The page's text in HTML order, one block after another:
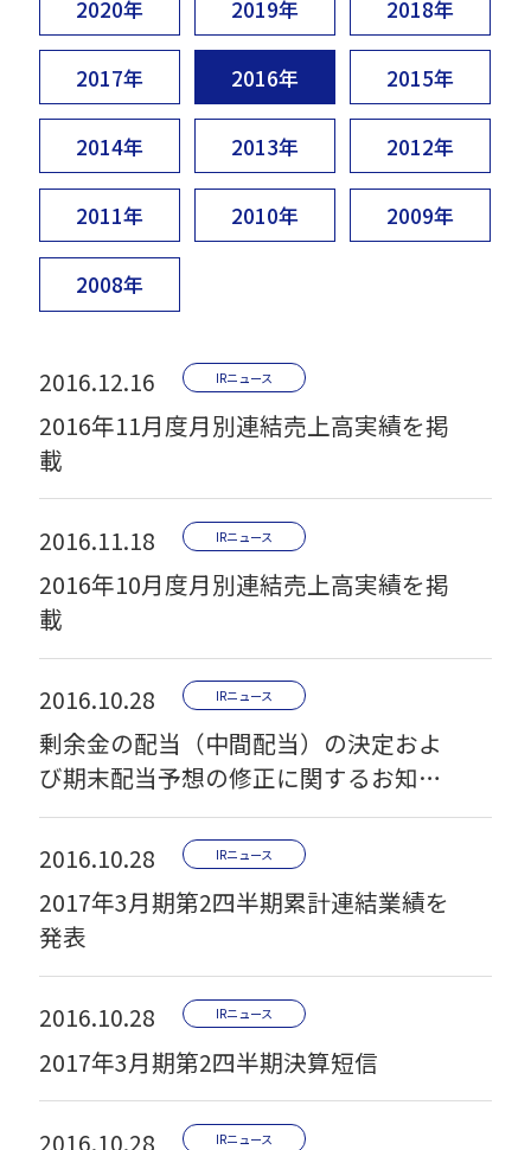
2020年 2019年 2018年
2017年 2016年 2015年
2014年 2013年 2012年
2011年 2010年 2009年
2008年
2016.12.16 IRニュース
2016年11月度月別連結売上高実績を掲
載
2016.11.18 IRニュース
2016年10月度月別連結売上高実績を掲
載
2016.10.28 IRニュース
剰余金の配当（中間配当）の決定およ
び期末配当予想の修正に関するお知ら
せ
2016.10.28 IRニュース
2017年3月期第2四半期累計連結業績を
発表
2016.10.28 IRニュース
2017年3月期第2四半期決算短信
2016.10.28 IRニュース